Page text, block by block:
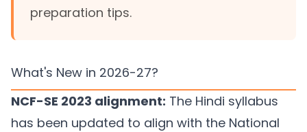
preparation tips.
What's New in 2026-27?
NCF-SE 2023 alignment: The Hindi syllabus
has been updated to align with the National